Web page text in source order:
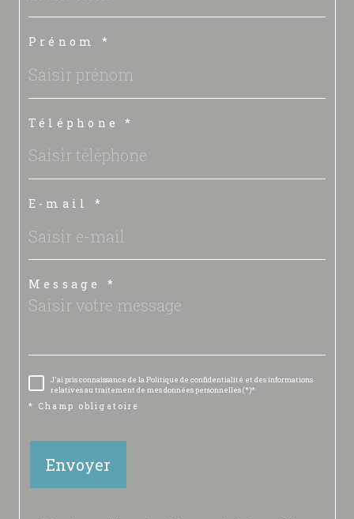
Prénom *
Téléphone *
E-mail *
Message *
J'ai pris connaissance de la Politique de confidentialité et des informations
relatives au traitement de mes données personnelles (*)*
* Champ obligatoire
Envoyer